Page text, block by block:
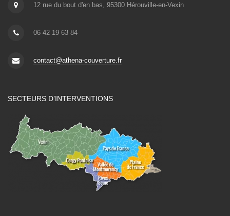
12 rue du bout d'en bas, 95300 Hérouville-en-Vexin
06 42 19 63 84
contact@athena-couverture.fr
SECTEURS D’INTERVENTIONS